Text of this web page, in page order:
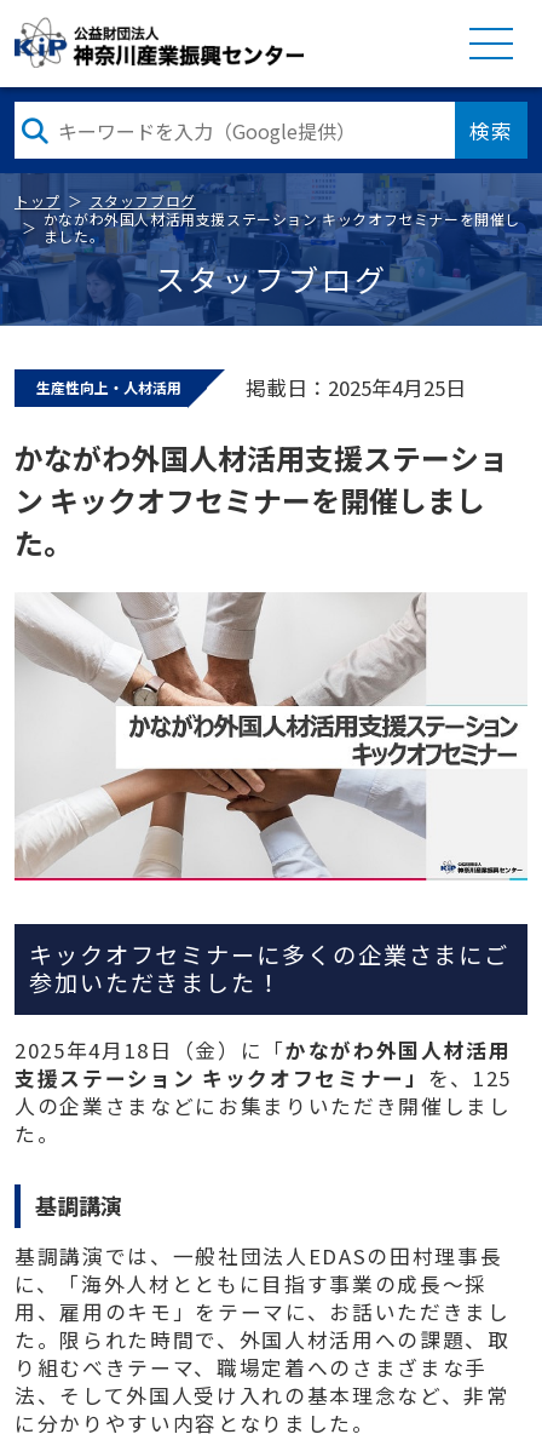
検索
トップ
スタッフブログ
かながわ外国人材活用支援ステーション キックオフセミナーを開催し
ました。
スタッフブログ
生産性向上・人材活用 掲載日：2025年4月25日
かながわ外国人材活用支援ステーショ
ン キックオフセミナーを開催しまし
た。
キックオフセミナーに多くの企業さまにご
参加いただきました！
2025年4月18日（金）に「かながわ外国人材活用
支援ステーション キックオフセミナー」 を、125
人の企業さまなどにお集まりいただき開催しまし
た。
基調講演
基調講演では、一般社団法人EDASの田村理事長
に、「海外人材とともに目指す事業の成長～採
用、雇用のキモ」をテーマに、お話いただきまし
た。限られた時間で、外国人材活用への課題、取
り組むべきテーマ、職場定着へのさまざまな手
法、そして外国人受け入れの基本理念など、非常
に分かりやすい内容となりました。